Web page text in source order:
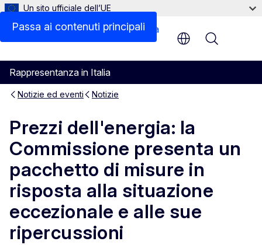
Passa ai contenuti principali
Un sito ufficiale dell’UE
Rappresentanza in Italia
Menu
Notizie ed eventi Notizie
Prezzi dell'energia: la
Commissione presenta un
pacchetto di misure in
risposta alla situazione
eccezionale e alle sue
ripercussioni